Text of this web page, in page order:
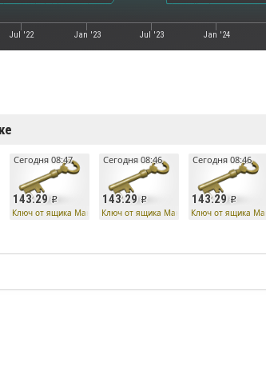
Jul '22 Jan '23 Jul '23 Jan '24
143.29
Сегодня 08:47
Ключ от ящика Манн Ко
143.29
Сегодня 08:46
Ключ от ящика Манн Ко
143.29
Сегодня 08:46
Ключ от ящика